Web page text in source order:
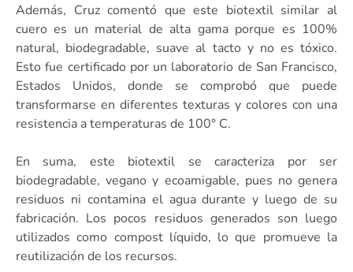
Además, Cruz comentó que este biotextil similar al
cuero es un material de alta gama porque es 100%
natural, biodegradable, suave al tacto y no es tóxico.
Esto fue certificado por un laboratorio de San Francisco,
Estados Unidos, donde se comprobó que puede
transformarse en diferentes texturas y colores con una
resistencia a temperaturas de 100° C.
En suma, este biotextil se caracteriza por ser
biodegradable, vegano y ecoamigable, pues no genera
residuos ni contamina el agua durante y luego de su
fabricación. Los pocos residuos generados son luego
utilizados como compost líquido, lo que promueve la
reutilización de los recursos.